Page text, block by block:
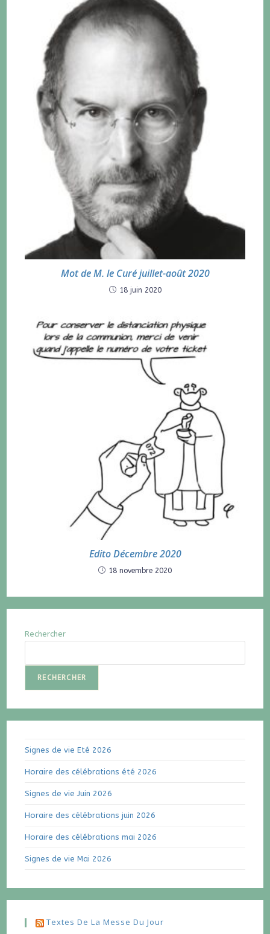
Mot de M. le Curé juillet-août 2020
18 juin 2020
Edito Décembre 2020
18 novembre 2020
Rechercher
RECHERCHER
Signes de vie Eté 2026
Horaire des célébrations été 2026
Signes de vie Juin 2026
Horaire des célébrations juin 2026
Horaire des célébrations mai 2026
Signes de vie Mai 2026
Textes De La Messe Du Jour